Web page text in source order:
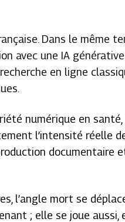
Dans le même
avec une IA
en ligne
numérique en santé,
l’intensité réelle
documentaire
l’angle mort se
; elle se joue aussi,